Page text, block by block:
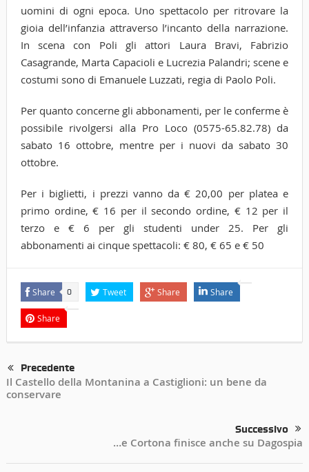
uomini di ogni epoca. Uno spettacolo per ritrovare la
gioia dell’infanzia attraverso l’incanto della narrazione.
In scena con Poli gli attori Laura Bravi, Fabrizio
Casagrande, Marta Capacioli e Lucrezia Palandri; scene e
costumi sono di Emanuele Luzzati, regia di Paolo Poli.
Per quanto concerne gli abbonamenti, per le conferme è
possibile rivolgersi alla Pro Loco (0575-65.82.78) da
sabato 16 ottobre, mentre per i nuovi da sabato 30
ottobre.
Per i biglietti, i prezzi vanno da € 20,00 per platea e
primo ordine, € 16 per il secondo ordine, € 12 per il
terzo e € 6 per gli studenti under 25. Per gli
abbonamenti ai cinque spettacoli: € 80, € 65 e € 50
Share 0 Tweet Share Share
Share
Precedente
Il Castello della Montanina a Castiglioni: un bene da
conservare
Successivo
…e Cortona finisce anche su Dagospia